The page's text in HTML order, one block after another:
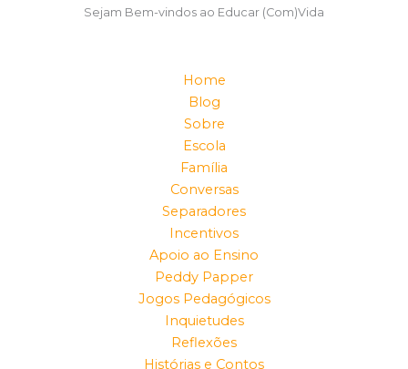
Sejam Bem-vindos ao Educar (Com)Vida
Home
Blog
Sobre
Escola
Família
Conversas
Separadores
Incentivos
Apoio ao Ensino
Peddy Papper
Jogos Pedagógicos
Inquietudes
Reflexões
Histórias e Contos